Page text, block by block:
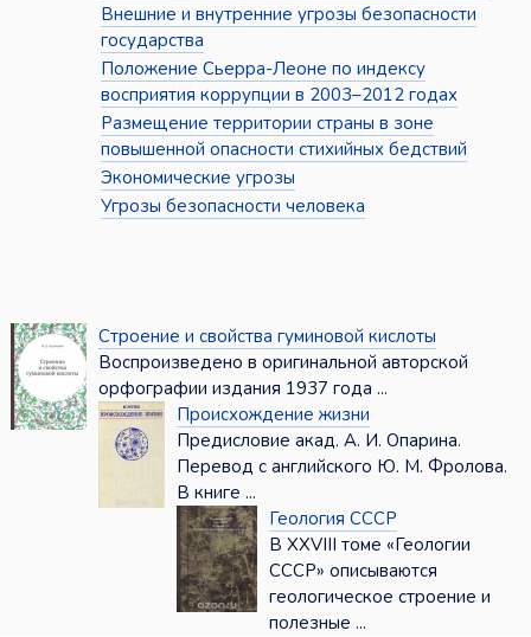
Внешние и внутренние угрозы безопасности
государства
Положение Сьерра-Леоне по индексу
восприятия коррупции в 2003–2012 годах
Размещение территории страны в зоне
повышенной опасности стихийных бедствий
Экономические угрозы
Угрозы безопасности человека
Строение и свойства гуминовой кислоты
Воспроизведено в оригинальной авторской
орфографии издания 1937 года ...
Происхождение жизни
Предисловие акад. А. И. Опарина.
Перевод с английского Ю. М. Фролова.
В книге ...
Геология СССР
В XXVIII томе «Геологии
СССР» описываются
геологическое строение и
полезные ...